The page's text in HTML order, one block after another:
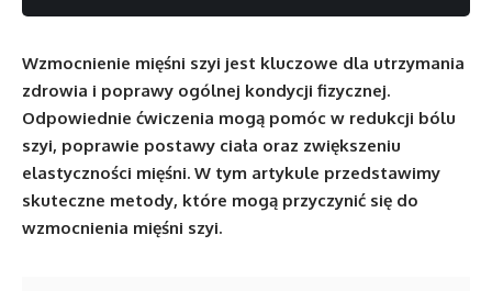
Wzmocnienie mięśni szyi jest kluczowe dla utrzymania
zdrowia i poprawy ogólnej kondycji fizycznej.
Odpowiednie ćwiczenia mogą pomóc w redukcji bólu
szyi, poprawie postawy ciała oraz zwiększeniu
elastyczności mięśni. W tym artykule przedstawimy
skuteczne metody, które mogą przyczynić się do
wzmocnienia mięśni szyi.